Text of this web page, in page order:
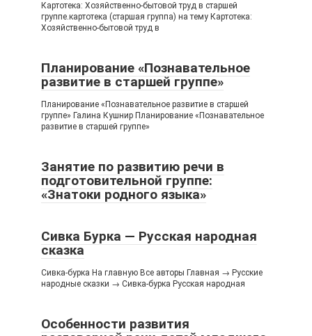
Картотека: Хозяйственно-бытовой труд в старшей
группе.картотека (старшая группа) на тему Картотека:
Хозяйственно-бытовой труд в
Планирование «Познавательное
развитие в старшей группе»
Планирование «Познавательное развитие в старшей
группе» Галина Кушнир Планирование «Познавательное
развитие в старшей группе»
Занятие по развитию речи в
подготовительной группе:
«Знатоки родного языка»
Сивка Бурка — Русская народная
сказка
Сивка-бурка На главную Все авторы Главная → Русские
народные сказки → Сивка-бурка Русская народная
Особенности развития